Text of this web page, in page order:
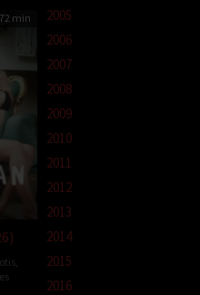
72 min
,
2005
2006
2007
2008
2009
2010
2011
2012
2013
2014
2015
2016